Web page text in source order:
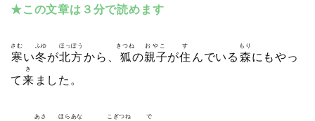
★この文章は３分で読めます
寒
さむ
い冬
ふゆ
が北方
ほっぽう
から、 狐
きつね
の親子
おやこ
が住
す
んでいる森
もり
にもやっ
て来
き
ました。
あさ ほらあな こぎつね で